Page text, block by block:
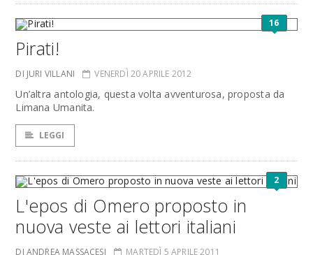
16
Pirati!
DI JURI VILLANI VENERDÌ 20 APRILE 2012
Un’altra antologia, questa volta avventurosa, proposta da
Limana Umanita.
LEGGI
2
L'epos di Omero proposto in
nuova veste ai lettori italiani
DI ANDREA MASSACESI MARTEDÌ 5 APRILE 2011